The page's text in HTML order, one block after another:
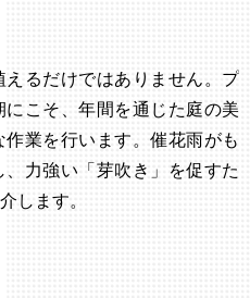
るだけではありません。プ
こそ、年間を通じた庭の美
業を行います。催花雨がも
力強い「芽吹き」を促すた
します。